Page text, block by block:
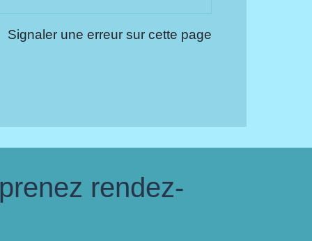
Signaler une erreur sur cette page
rendez-